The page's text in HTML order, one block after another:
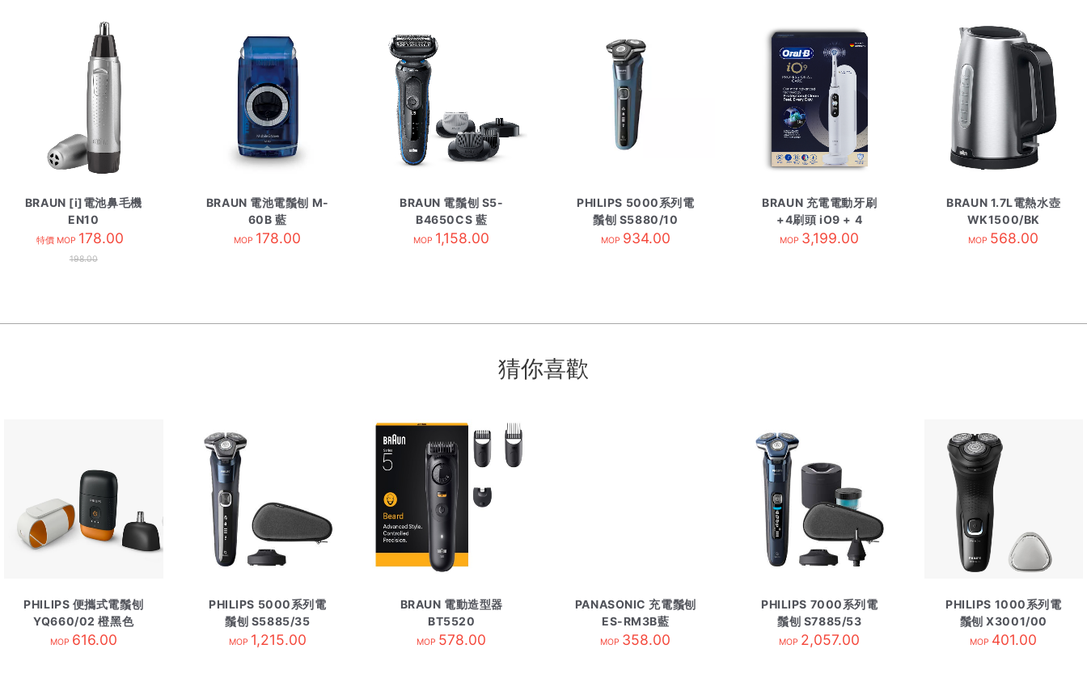
BRAUN [i]電池鼻毛機
EN10
特價 MOP 178.00
198.00
BRAUN 電池電鬚刨 M-
60B 藍
MOP 178.00
BRAUN 電鬚刨 S5-
B4650CS 藍
MOP 1,158.00
PHILIPS 5000系列電
鬚刨 S5880/10
MOP 934.00
BRAUN 充電電動牙刷
+4刷頭 iO9 + 4
Refills 白
MOP 3,199.00
BRAUN 1.7L電熱水壺
WK1500/BK
MOP 568.00
猜你喜歡
PHILIPS 便攜式電鬚刨
YQ660/02 橙黑色
MOP 616.00
PHILIPS 5000系列電
鬚刨 S5885/35
MOP 1,215.00
BRAUN 電動造型器
BT5520
MOP 578.00
PANASONIC 充電鬚刨
ES-RM3B藍
MOP 358.00
PHILIPS 7000系列電
鬚刨 S7885/53
MOP 2,057.00
PHILIPS 1000系列電
鬚刨 X3001/00
MOP 401.00